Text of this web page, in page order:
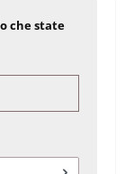
che state